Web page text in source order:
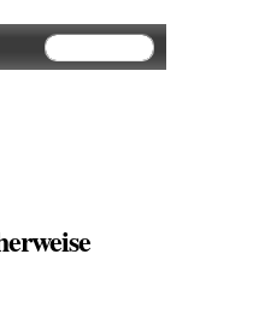
Suchformular
Suche